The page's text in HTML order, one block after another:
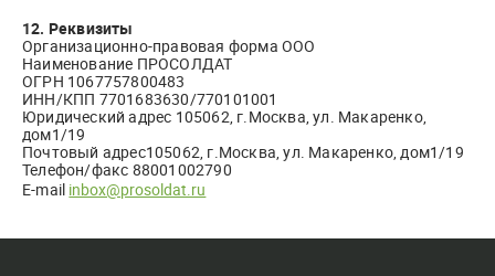
12. Реквизиты
Организационно-правовая форма ООО
Наименование ПРОСОЛДАТ
ОГРН 1067757800483
ИНН/КПП 7701683630/770101001
Юридический адрес 105062, г.Москва, ул. Макаренко,
дом1/19
Почтовый адрес105062, г.Москва, ул. Макаренко, дом1/19
Телефон/факс 88001002790
E-mail inbox@prosoldat.ru